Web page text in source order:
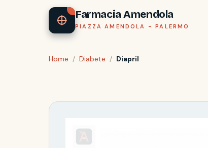
Farmacia Amendola
PIAZZA AMENDOLA - PALERMO
Home / Diabete / Diapril